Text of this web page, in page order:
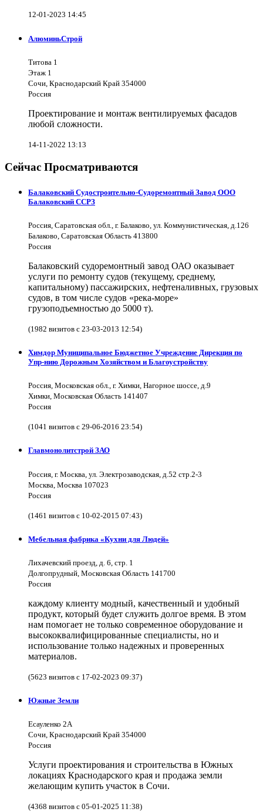
12-01-2023 14:45
АлюминьСтрой
Титова 1
Этаж 1
Сочи, Краснодарский Край 354000
Россия
Проектирование и монтаж вентилируемых фасадов
любой сложности.
14-11-2022 13:13
Сейчас Просматриваются
Балаковский Судостроительно-Судоремонтный Завод ООО
Балаковский ССРЗ
Россия, Саратовская обл., г. Балаково, ул. Коммунистическая, д.126
Балаково, Саратовская Область 413800
Россия
Балаковский судоремонтный завод ОАО оказывает
услуги по ремонту судов (текущему, среднему,
капитальному) пассажирских, нефтеналивных, грузовых
судов, в том числе судов «река-море»
грузоподъемностью до 5000 т).
(1982 визитов с 23-03-2013 12:54)
Химдор Муниципальное Бюджетное Учреждение Дирекция по
Упр-нию Дорожным Хозяйством и Благоустройству
Россия, Московская обл., г. Химки, Нагорное шоссе, д.9
Химки, Московская Область 141407
Россия
(1041 визитов с 29-06-2016 23:54)
Главмонолитстрой ЗАО
Россия, г. Москва, ул. Электрозаводская, д.52 стр.2-3
Москва, Москва 107023
Россия
(1461 визитов с 10-02-2015 07:43)
Мебельная фабрика «Кухни для Людей»
Лихачевский проезд, д. 6, стр. 1
Долгопрудный, Московская Область 141700
Россия
каждому клиенту модный, качественный и удобный
продукт, который будет служить долгое время. В этом
нам помогает не только современное оборудование и
высококвалифицированные специалисты, но и
использование только надежных и проверенных
материалов.
(5623 визитов с 17-02-2023 09:37)
Южные Земли
Есауленко 2А
Сочи, Краснодарский Край 354000
Россия
Услуги проектирования и строительства в Южных
локациях Краснодарского края и продажа земли
желающим купить участок в Сочи.
(4368 визитов с 05-01-2025 11:38)